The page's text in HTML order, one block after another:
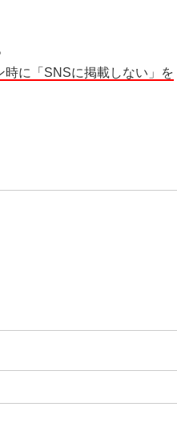
時に「SNSに掲載しない」を